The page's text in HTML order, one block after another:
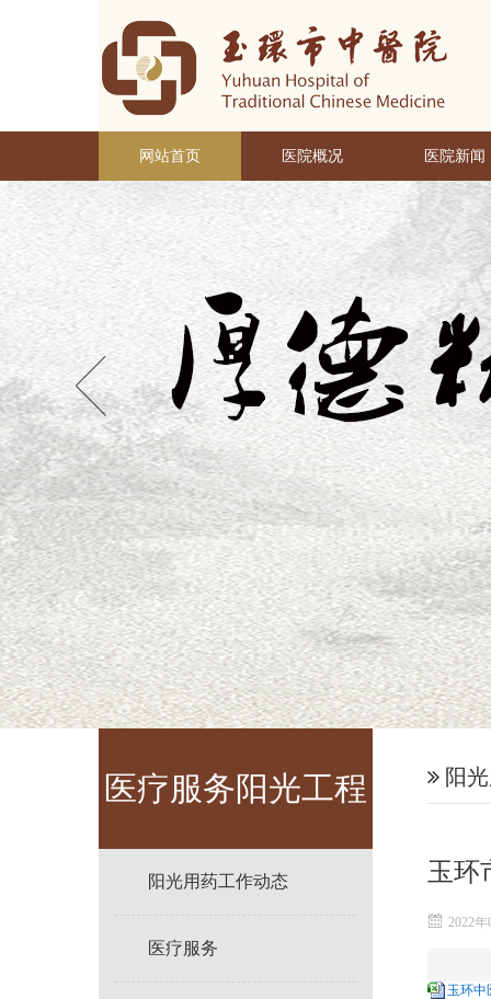
网站首页 医院概况 医院新闻
医疗服务阳光工程
阳光用药工作动态
医疗服务
阳
玉环
2022
玉环中